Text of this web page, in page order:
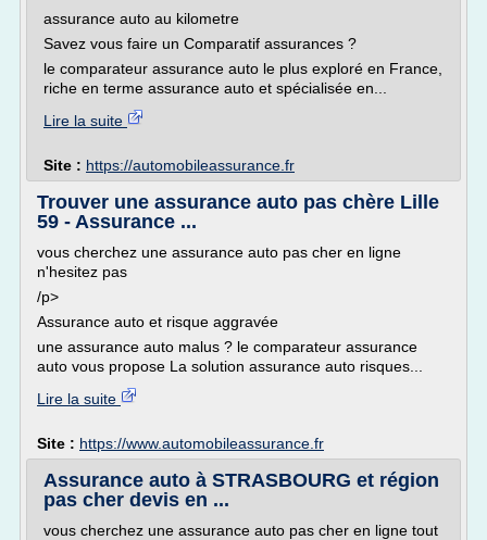
assurance auto au kilometre
Savez vous faire un Comparatif assurances ?
le comparateur assurance auto le plus exploré en France,
riche en terme assurance auto et spécialisée en...
Lire la suite
Site : https://automobileassurance.fr
Trouver une assurance auto pas chère Lille
59 - Assurance ...
vous cherchez une assurance auto pas cher en ligne
n'hesitez pas
/p>
Assurance auto et risque aggravée
une assurance auto malus ? le comparateur assurance
auto vous propose La solution assurance auto risques...
Lire la suite
Site : https://www.automobileassurance.fr
Assurance auto à STRASBOURG et région
pas cher devis en ...
vous cherchez une assurance auto pas cher en ligne tout